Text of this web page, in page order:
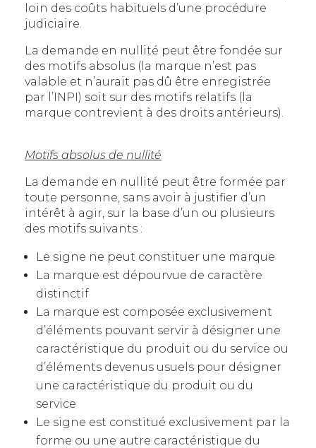
loin des coûts habituels d’une procédure
judiciaire.
La demande en nullité peut être fondée sur
des motifs absolus (la marque n’est pas
valable et n’aurait pas dû être enregistrée
par l’INPI) soit sur des motifs relatifs (la
marque contrevient à des droits antérieurs).
Motifs absolus de nullité
La demande en nullité peut être formée par
toute personne, sans avoir à justifier d’un
intérêt à agir, sur la base d’un ou plusieurs
des motifs suivants :
Le signe ne peut constituer une marque
La marque est dépourvue de caractère
distinctif
La marque est composée exclusivement
d’éléments pouvant servir à désigner une
caractéristique du produit ou du service ou
d’éléments devenus usuels pour désigner
une caractéristique du produit ou du
service
Le signe est constitué exclusivement par la
forme ou une autre caractéristique du